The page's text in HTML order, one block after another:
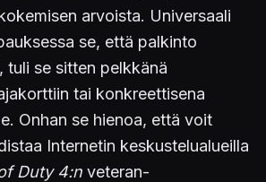
arvoista. Universaali
se, että palkinto
tuli se sitten pelkkänä
tai konkreettisena
Onhan se hienoa, että voit
Internetin keskustelualueilla
Duty 4:n veteran-